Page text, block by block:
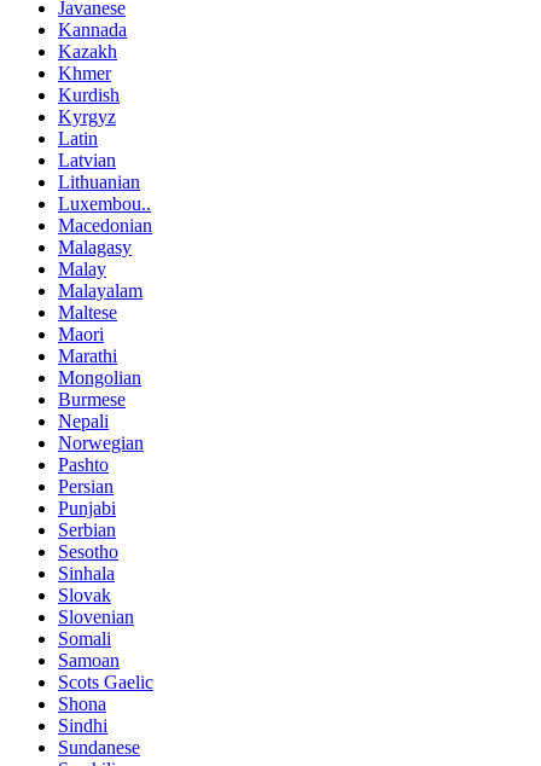
Javanese
Kannada
Kazakh
Khmer
Kurdish
Kyrgyz
Latin
Latvian
Lithuanian
Luxembou..
Macedonian
Malagasy
Malay
Malayalam
Maltese
Maori
Marathi
Mongolian
Burmese
Nepali
Norwegian
Pashto
Persian
Punjabi
Serbian
Sesotho
Sinhala
Slovak
Slovenian
Somali
Samoan
Scots Gaelic
Shona
Sindhi
Sundanese